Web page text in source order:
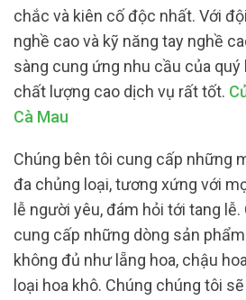
chắc và kiên cố độc nhất. Với
nghề cao và kỹ năng tay nghề
sàng cung ứng nhu cầu của
chất lượng cao dịch vụ rất tốt.
Cà Mau
Chúng bên tôi cung cấp những
đa chủng loại, tương xứng với
lễ người yêu, đám hỏi tới tang
cung cấp những dòng sản
không đủ như lẵng hoa, chậu
loại hoa khô. Chúng chúng tôi